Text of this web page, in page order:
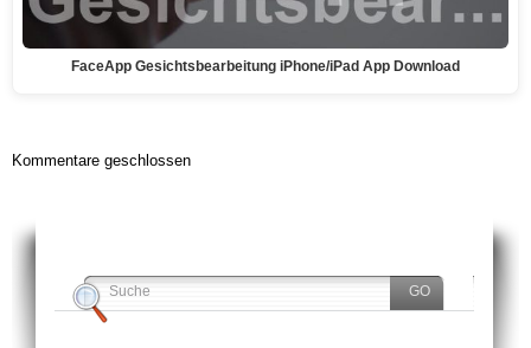
FaceApp Gesichtsbearbeitung iPhone/iPad App Download
Kommentare geschlossen